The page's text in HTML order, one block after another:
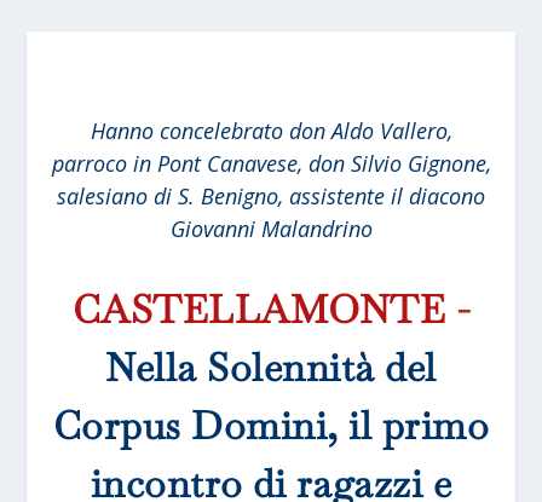
Hanno concelebrato don Aldo Vallero,
parroco in Pont Canavese, don Silvio Gignone,
salesiano di S. Benigno, assistente il diacono
Giovanni Malandrino
CASTELLAMONTE -
Nella Solennità del
Corpus Domini, il primo
incontro di ragazzi e